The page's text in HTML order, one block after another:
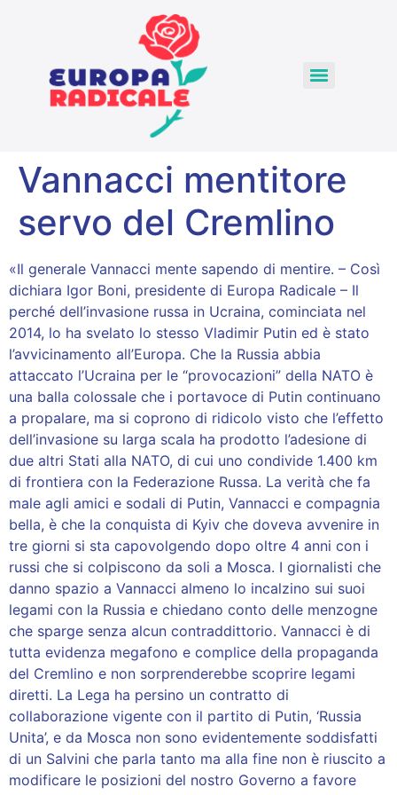
Vannacci mentitore
servo del Cremlino
«Il generale Vannacci mente sapendo di mentire. – Così
dichiara Igor Boni, presidente di Europa Radicale – Il
perché dell’invasione russa in Ucraina, cominciata nel
2014, lo ha svelato lo stesso Vladimir Putin ed è stato
l’avvicinamento all’Europa. Che la Russia abbia
attaccato l’Ucraina per le “provocazioni” della NATO è
una balla colossale che i portavoce di Putin continuano
a propalare, ma si coprono di ridicolo visto che l’effetto
dell’invasione su larga scala ha prodotto l’adesione di
due altri Stati alla NATO, di cui uno condivide 1.400 km
di frontiera con la Federazione Russa. La verità che fa
male agli amici e sodali di Putin, Vannacci e compagnia
bella, è che la conquista di Kyiv che doveva avvenire in
tre giorni si sta capovolgendo dopo oltre 4 anni con i
russi che si colpiscono da soli a Mosca. I giornalisti che
danno spazio a Vannacci almeno lo incalzino sui suoi
legami con la Russia e chiedano conto delle menzogne
che sparge senza alcun contraddittorio. Vannacci è di
tutta evidenza megafono e complice della propaganda
del Cremlino e non sorprenderebbe scoprire legami
diretti. La Lega ha persino un contratto di
collaborazione vigente con il partito di Putin, ‘Russia
Unita’, e da Mosca non sono evidentemente soddisfatti
di un Salvini che parla tanto ma alla fine non è riuscito a
modificare le posizioni del nostro Governo a favore